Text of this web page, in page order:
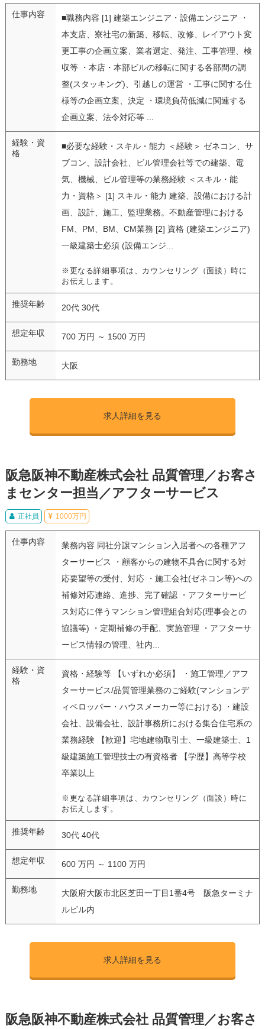
仕事内容
■職務内容 [1] 建築エンジニア・設備エンジニア ・
本支店、寮社宅の新築、移転、改修、レイアウト変
更工事の企画立案、業者選定、発注、工事管理、検
収等 ・本店・本部ビルの移転に関する各部間の調
整(スタッキング)、引越しの運営 ・工事に関する仕
様等の企画立案、決定 ・環境負荷低減に関連する
企画立案、法令対応等 ...
経験・資
格
■必要な経験・スキル・能力 ＜経験＞ ゼネコン、サ
ブコン、設計会社、ビル管理会社等での建築、電
気、機械、ビル管理等の業務経験 ＜スキル・能
力・資格＞ [1] スキル・能力 建築、設備における計
画、設計、施工、監理業務。不動産管理における
FM、PM、BM、CM業務 [2] 資格 (建築エンジニア)
一級建築士必須 (設備エンジ...
※更なる詳細事項は、カウンセリング（面談）時に
お伝えします。
推奨年齢 20代 30代
想定年収 700 万円 ～ 1500 万円
勤務地 大阪
求人詳細を見る
阪急阪神不動産株式会社 品質管理／お客さ
まセンター担当／アフターサービス
正社員 1000万円
仕事内容
業務内容 同社分譲マンション入居者への各種アフ
ターサービス ・顧客からの建物不具合に関する対
応要望等の受付、対応 ・施工会社(ゼネコン等)への
補修対応連絡、進捗、完了確認 ・アフターサービ
ス対応に伴うマンション管理組合対応(理事会との
協議等) ・定期補修の手配、実施管理 ・アフターサ
ービス情報の管理、社内...
経験・資
格
資格・経験等 【いずれか必須】 ・施工管理／アフ
ターサービス/品質管理業務のご経験(マンションデ
ィベロッパー・ハウスメーカー等における) ・建設
会社、設備会社、設計事務所における集合住宅系の
業務経験 【歓迎】宅地建物取引士、一級建築士、1
級建築施工管理技士の有資格者 【学歴】高等学校
卒業以上
※更なる詳細事項は、カウンセリング（面談）時に
お伝えします。
推奨年齢 30代 40代
想定年収 600 万円 ～ 1100 万円
勤務地
大阪府大阪市北区芝田一丁目1番4号 阪急ターミナ
ルビル内
求人詳細を見る
阪急阪神不動産株式会社 品質管理／お客さ